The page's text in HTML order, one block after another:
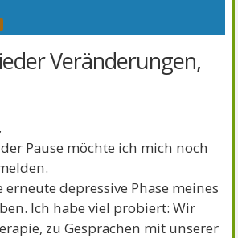
Veränderungen,
Pause möchte ich mich noch
depressive Phase meines
Ich habe viel probiert: Wir
zu Gesprächen mit unserer